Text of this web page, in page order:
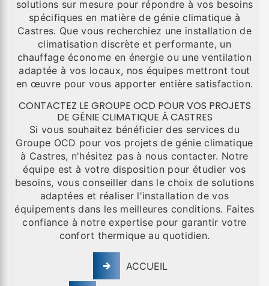
solutions sur mesure pour répondre à vos besoins
spécifiques en matière de génie climatique à
Castres. Que vous recherchiez une installation de
climatisation discrète et performante, un
chauffage économe en énergie ou une ventilation
adaptée à vos locaux, nos équipes mettront tout
en œuvre pour vous apporter entière satisfaction.
CONTACTEZ LE GROUPE OCD POUR VOS PROJETS
DE GÉNIE CLIMATIQUE À CASTRES
Si vous souhaitez bénéficier des services du
Groupe OCD pour vos projets de génie climatique
à Castres, n'hésitez pas à nous contacter. Notre
équipe est à votre disposition pour étudier vos
besoins, vous conseiller dans le choix de solutions
adaptées et réaliser l'installation de vos
équipements dans les meilleures conditions. Faites
confiance à notre expertise pour garantir votre
confort thermique au quotidien.
ACCUEIL